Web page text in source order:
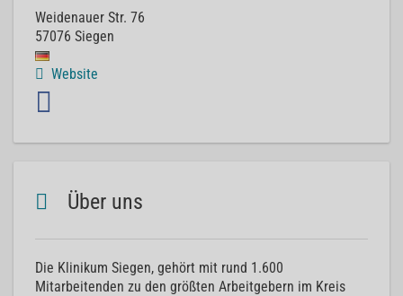
Weidenauer Str. 76
57076 Siegen
Website
Über uns
Die Klinikum Siegen, gehört mit rund 1.600
Mitarbeitenden zu den größten Arbeitgebern im Kreis